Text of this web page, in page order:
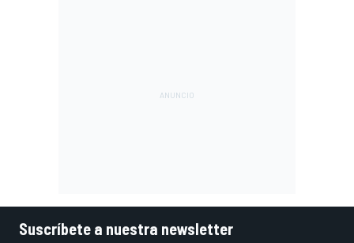
Suscríbete a nuestra newsletter